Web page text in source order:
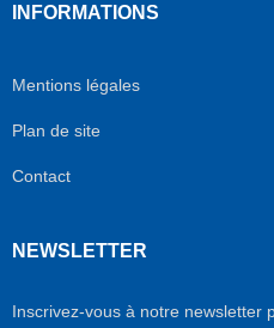
INFORMATIONS
Mentions légales
Plan de site
Contact
NEWSLETTER
Inscrivez-vous à notre newsletter